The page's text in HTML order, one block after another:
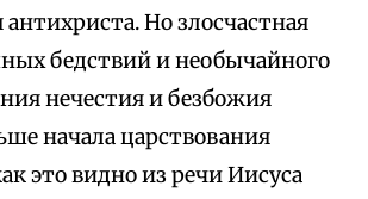
Но злосчастная
бедствий и необычайного
нечестия и безбожия
начала царствования
это видно из речи Иисуса